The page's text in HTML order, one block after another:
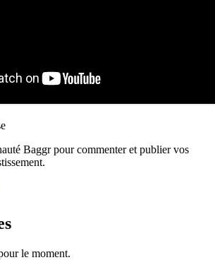
Baggr pour commenter et publier vos
le moment.